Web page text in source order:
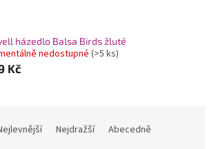
házedlo Balsa Birds žluté
nedostupné (>5 ks)
Kč
Nejdražší Abecedně